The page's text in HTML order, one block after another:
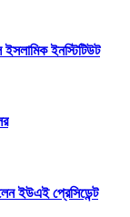
ইসলামিক ইনস্টিটিউট
ইউএই প্রেসিডেন্ট